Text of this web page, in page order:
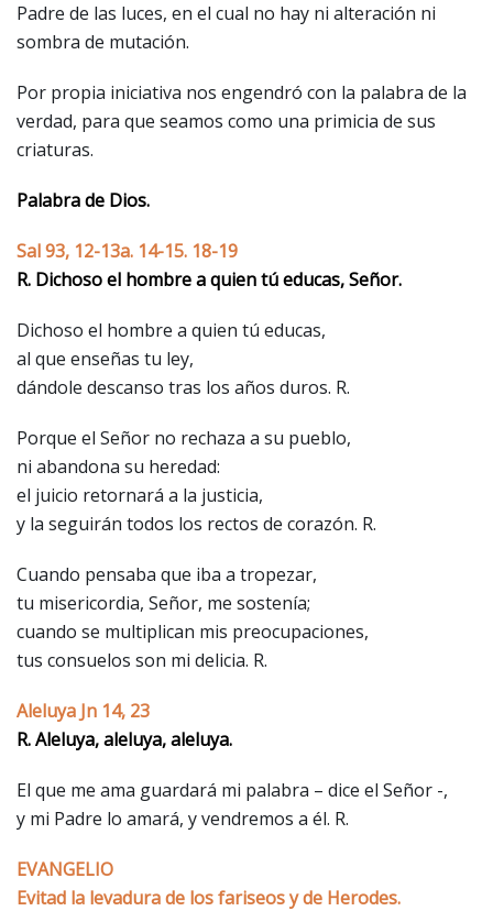
Padre de las luces, en el cual no hay ni alteración ni
sombra de mutación.
Por propia iniciativa nos engendró con la palabra de la
verdad, para que seamos como una primicia de sus
criaturas.
Palabra de Dios.
Sal 93, 12-13a. 14-15. 18-19
R. Dichoso el hombre a quien tú educas, Señor.
Dichoso el hombre a quien tú educas,
al que enseñas tu ley,
dándole descanso tras los años duros. R.
Porque el Señor no rechaza a su pueblo,
ni abandona su heredad:
el juicio retornará a la justicia,
y la seguirán todos los rectos de corazón. R.
Cuando pensaba que iba a tropezar,
tu misericordia, Señor, me sostenía;
cuando se multiplican mis preocupaciones,
tus consuelos son mi delicia. R.
Aleluya Jn 14, 23
R. Aleluya, aleluya, aleluya.
El que me ama guardará mi palabra – dice el Señor -,
y mi Padre lo amará, y vendremos a él. R.
EVANGELIO
Evitad la levadura de los fariseos y de Herodes.